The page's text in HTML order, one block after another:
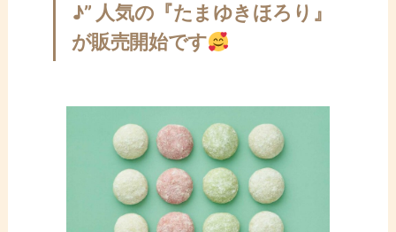
♪” 人気の『たまゆきほろり』
が販売開始です